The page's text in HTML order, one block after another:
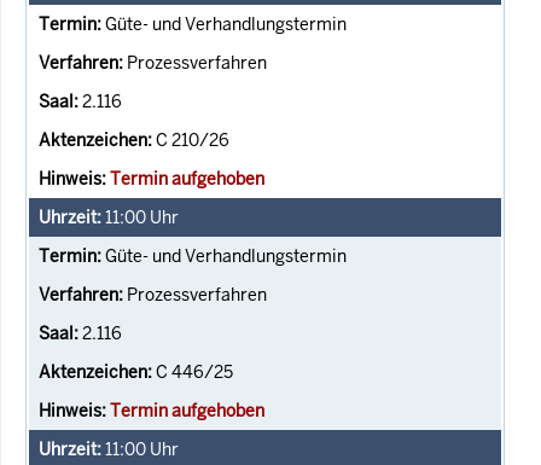
Güte- und Verhandlungstermin
Prozessverfahren
2.116
C 210/26
Termin aufgehoben
11:00 Uhr
Güte- und Verhandlungstermin
Prozessverfahren
2.116
C 446/25
Termin aufgehoben
11:00 Uhr